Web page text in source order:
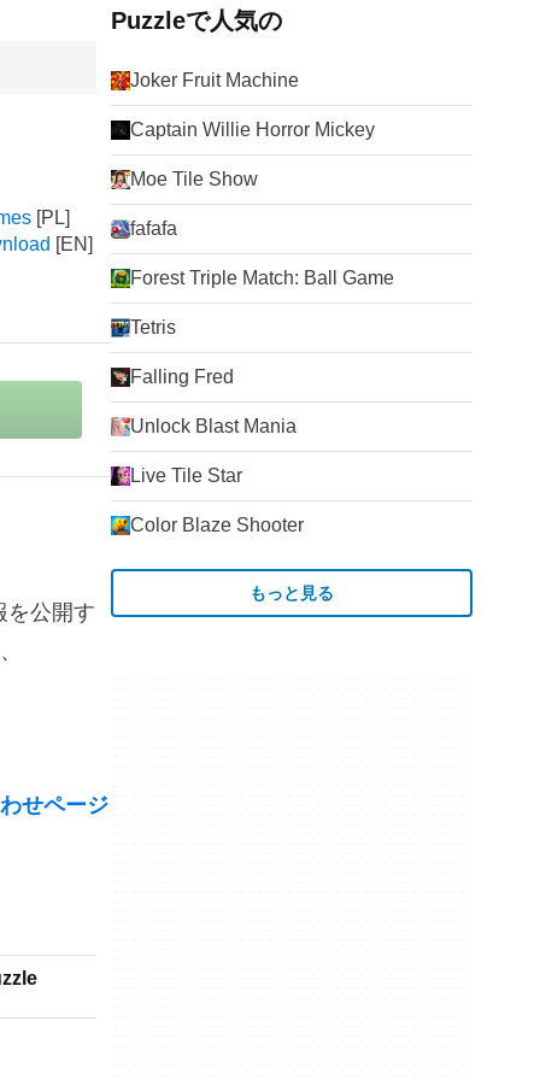
を公開す
せページ
Puzzle
Puzzleで人気の
Joker Fruit Machine
Captain Willie Horror Mickey
Moe Tile Show
fafafa
Forest Triple Match: Ball Game
Tetris
Falling Fred
Unlock Blast Mania
Live Tile Star
Color Blaze Shooter
もっと見る